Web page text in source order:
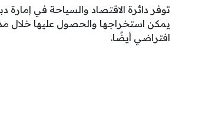
توفر دائرة الاقتصاد والسياحة في
يمكن استخراجها والحصول عليها خلال
افتراضي أيضًا.